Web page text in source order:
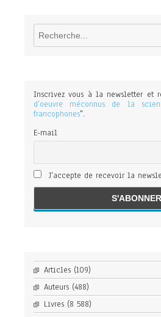
Rechercher
Inscrivez vous à la newsletter et
d'oeuvre méconnus de la
francophones".
E-mail
J'accepte de recevoir la
Articles (109)
Auteurs (488)
Livres (8 588)